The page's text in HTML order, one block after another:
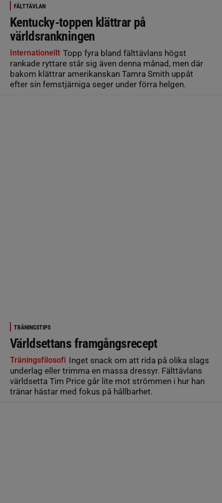
FÄLTTÄVLAN
Kentucky-toppen klättrar på
världsrankningen
Internationellt Topp fyra bland fälttävlans högst
rankade ryttare står sig även denna månad, men där
bakom klättrar amerikanskan Tamra Smith uppåt
efter sin femstjärniga seger under förra helgen.
TRÄNINGSTIPS
Världsettans framgångsrecept
Träningsfilosofi Inget snack om att rida på olika slags
underlag eller trimma en massa dressyr. Fälttävlans
världsetta Tim Price går lite mot strömmen i hur han
tränar hästar med fokus på hållbarhet.